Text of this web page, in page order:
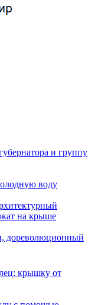
и группу
воду
на крыше
дореволюционный
крышку от